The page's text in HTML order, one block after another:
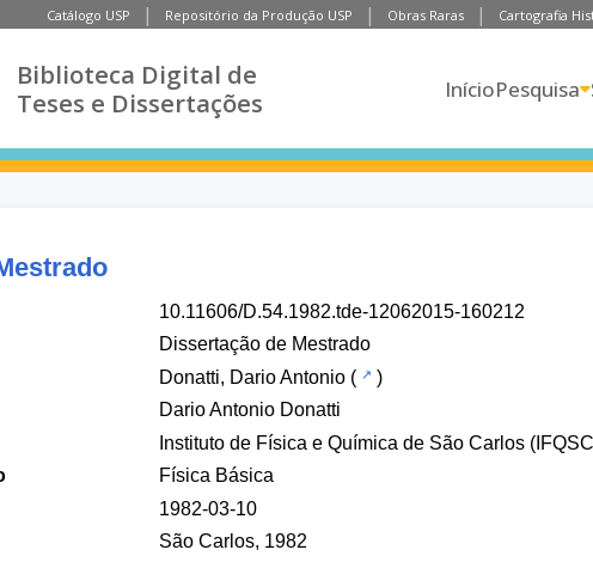
Catálogo USP Repositório da Produção USP Obras Raras Cartografia
Biblioteca Digital de
Teses e Dissertações
InícioPesquisa
10.11606/D.54.1982.tde-12062015-160212
Dissertação de Mestrado
Donatti, Dario Antonio (
)
Dario Antonio Donatti
Instituto de Física e Química de São Carlos
Física Básica
1982-03-10
São Carlos, 1982